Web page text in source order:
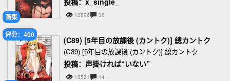
画集 13896 36
评分：400
(C89) [5年目の放課後 (カントク)] 總カントク
(C89) [5年目の放課後 (カントク)] 總カントク
投稿：声掛ければ“いない”
13531 14